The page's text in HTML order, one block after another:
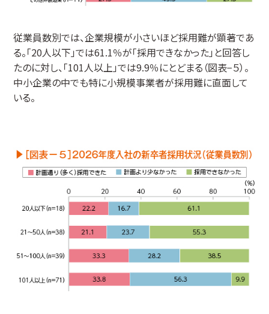
従業員数別では、企業規模が小さいほど採用難が顕著であ
る。「20人以下」では61.1％が「採用できなかった」と回答し
たのに対し、「101人以上」では9.9％にとどまる（図表−５）。
中小企業の中でも特に小規模事業者が採用難に直面して
いる。